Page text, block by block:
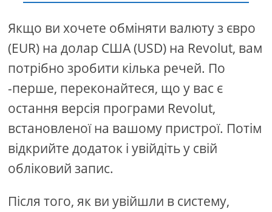
Якщо ви хочете обміняти валюту з євро
(EUR) на долар США (USD) на Revolut, вам
потрібно зробити кілька речей. По
-перше, переконайтеся, що у вас є
остання версія програми Revolut,
встановленої на вашому пристрої. Потім
відкрийте додаток і увійдіть у свій
обліковий запис.
Після того, як ви увійшли в систему,